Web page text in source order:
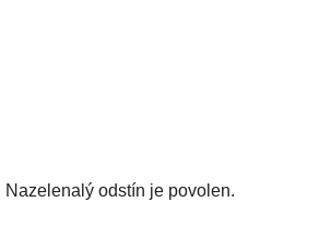
odstín je povolen.